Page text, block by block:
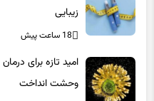
18 ساعت پیش
امید تازه برای
وحشت انداخت
18 ساعت پیش